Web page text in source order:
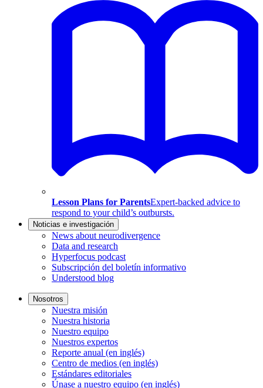
Lesson Plans for ParentsExpert-backed advice to
respond to your child’s outbursts.
Noticias e investigación
News about neurodivergence
Data and research
Hyperfocus podcast
Subscripción del boletín informativo
Understood blog
Nosotros
Nuestra misión
Nuestra historia
Nuestro equipo
Nuestros expertos
Reporte anual (en inglés)
Centro de medios (en inglés)
Estándares editoriales
Únase a nuestro equipo (en inglés)